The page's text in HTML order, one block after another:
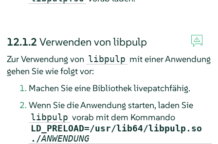
12.1.2 Verwenden von libpulp
Zur Verwendung von libpulp mit einer Anwendung
gehen Sie wie folgt vor:
Machen Sie eine Bibliothek livepatchfähig.
Wenn Sie die Anwendung starten, laden Sie
libpulp vorab mit dem Kommando
LD_PRELOAD=/usr/lib64/libpulp.so
./ANWENDUNG